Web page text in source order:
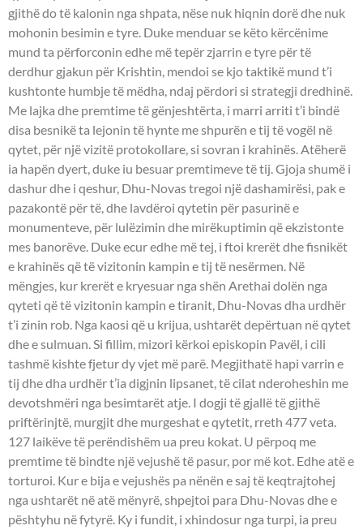
gjithë do të kalonin nga shpata, nëse nuk hiqnin dorë dhe nuk
mohonin besimin e tyre. Duke menduar se këto kërcënime
mund ta përforconin edhe më tepër zjarrin e tyre për të
derdhur gjakun për Krishtin, mendoi se kjo taktikë mund t’i
kushtonte humbje të mëdha, ndaj përdori si strategji dredhinë.
Me lajka dhe premtime të gënjeshtërta, i marri arriti t’i bindë
disa besnikë ta lejonin të hynte me shpurën e tij të vogël në
qytet, për një vizitë protokollare, si sovran i krahinës. Atëherë
ia hapën dyert, duke iu besuar premtimeve të tij. Gjoja shumë i
dashur dhe i qeshur, Dhu-Novas tregoi një dashamirësi, pak e
pazakontë për të, dhe lavdëroi qytetin për pasurinë e
monumenteve, për lulëzimin dhe mirëkuptimin që ekzistonte
mes banorëve. Duke ecur edhe më tej, i ftoi krerët dhe fisnikët
e krahinës që të vizitonin kampin e tij të nesërmen. Në
mëngjes, kur krerët e kryesuar nga shën Arethai dolën nga
qyteti që të vizitonin kampin e tiranit, Dhu-Novas dha urdhër
t’i zinin rob. Nga kaosi që u krijua, ushtarët depërtuan në qytet
dhe e sulmuan. Si fillim, mizori kërkoi episkopin Pavël, i cili
tashmë kishte fjetur dy vjet më parë. Megjithatë hapi varrin e
tij dhe dha urdhër t’ia digjnin lipsanet, të cilat nderoheshin me
devotshmëri nga besimtarët atje. I dogji të gjallë të gjithë
priftërinjtë, murgjit dhe murgeshat e qytetit, rreth 477 veta.
127 laikëve të perëndishëm ua preu kokat. U përpoq me
premtime të bindte një vejushë të pasur, por më kot. Edhe atë e
torturoi. Kur e bija e vejushës pa nënën e saj të keqtrajtohej
nga ushtarët në atë mënyrë, shpejtoi para Dhu-Novas dhe e
pështyhu në fytyrë. Ky i fundit, i xhindosur nga turpi, ia preu